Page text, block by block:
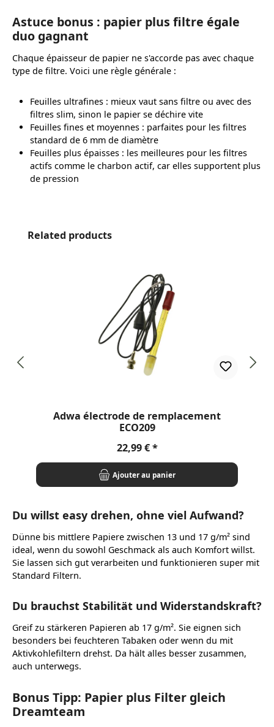
Astuce bonus : papier plus filtre égale
duo gagnant
Chaque épaisseur de papier ne s'accorde pas avec chaque
type de filtre. Voici une règle générale :
Feuilles ultrafines : mieux vaut sans filtre ou avec des
filtres slim, sinon le papier se déchire vite
Feuilles fines et moyennes : parfaites pour les filtres
standard de 6 mm de diamètre
Feuilles plus épaisses : les meilleures pour les filtres
actifs comme le charbon actif, car elles supportent plus
de pression
Ignorer la galerie de produits
Related products
Adwa électrode de remplacement
ECO209
Prix régulier :
22,99 €
Ajouter au panier
Du willst easy drehen, ohne viel Aufwand?
Dünne bis mittlere Papiere zwischen 13 und 17 g/m² sind
ideal, wenn du sowohl Geschmack als auch Komfort willst.
Sie lassen sich gut verarbeiten und funktionieren super mit
Standard Filtern.
Du brauchst Stabilität und Widerstandskraft?
Greif zu stärkeren Papieren ab 17 g/m². Sie eignen sich
besonders bei feuchteren Tabaken oder wenn du mit
Aktivkohlefiltern drehst. Da hält alles besser zusammen,
auch unterwegs.
Bonus Tipp: Papier plus Filter gleich
Dreamteam